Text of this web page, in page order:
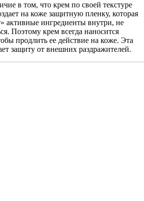
в том, что крем по своей текстуре
на коже защитную пленку, которая
активные ингредиенты внутри, не
Поэтому крем всегда наносится
продлить ее действие на коже. Эта
защиту от внешних раздражителей.